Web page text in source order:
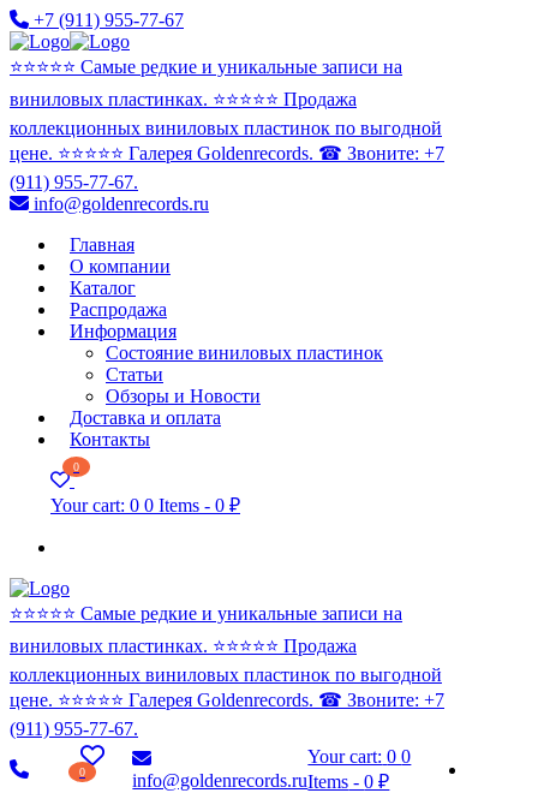
+7 (911) 955-77-67
⭐️⭐️⭐️⭐️⭐️ Самые редкие и уникальные записи на
виниловых пластинках. ⭐️⭐️⭐️⭐️⭐️ Продажа
коллекционных виниловых пластинок по выгодной
цене. ⭐️⭐️⭐️⭐️⭐️ Галерея Goldenrecords. ☎ Звоните: +7
(911) 955-77-67.
info@goldenrecords.ru
Главная
О компании
Каталог
Распродажа
Информация
Состояние виниловых пластинок
Статьи
Обзоры и Новости
Доставка и оплата
Контакты
0
Your cart: 0 0 Items - 0 ₽
⭐️⭐️⭐️⭐️⭐️ Самые редкие и уникальные записи на
виниловых пластинках. ⭐️⭐️⭐️⭐️⭐️ Продажа
коллекционных виниловых пластинок по выгодной
цене. ⭐️⭐️⭐️⭐️⭐️ Галерея Goldenrecords. ☎ Звоните: +7
(911) 955-77-67.
0 info@goldenrecords.ru
Your cart: 00
Items -0 ₽